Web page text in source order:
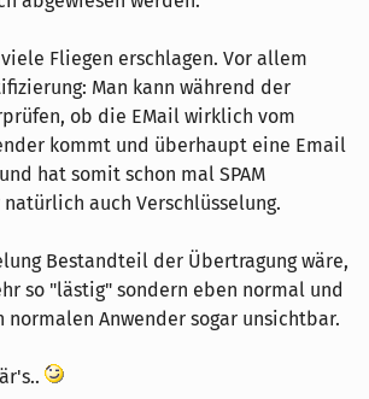
Fliegen erschlagen. Vor allem
Man kann während der
ob die EMail wirklich vom
kommt und überhaupt eine Email
hat somit schon mal SPAM
auch Verschlüsselung.
Bestandteil der Übertragung wäre,
so "lästig" sondern eben normal und
normalen Anwender sogar unsichtbar.